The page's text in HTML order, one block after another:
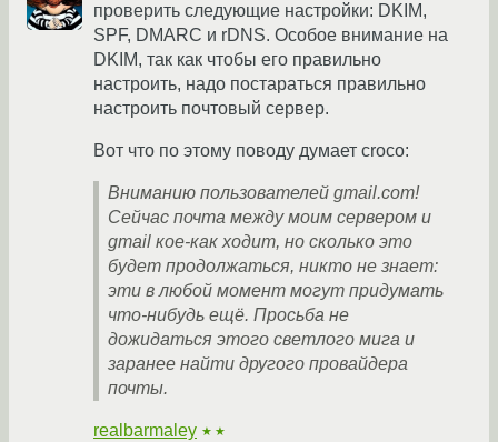
проверить следующие настройки: DKIM,
SPF, DMARC и rDNS. Особое внимание на
DKIM, так как чтобы его правильно
настроить, надо постараться правильно
настроить почтовый сервер.
Вот что по этому поводу думает croco:
Вниманию пользователей gmail.com!
Сейчас почта между моим сервером и
gmail кое-как ходит, но сколько это
будет продолжаться, никто не знает:
эти в любой момент могут придумать
что-нибудь ещё. Просьба не
дожидаться этого светлого мига и
заранее найти другого провайдера
почты.
realbarmaley ★★